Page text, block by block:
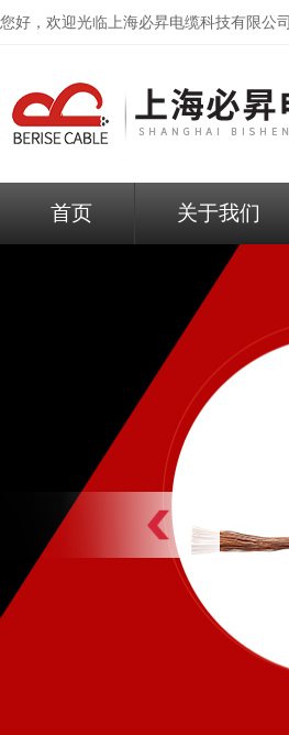
您好，欢迎光临上海必昇电缆科技有限公司
首页 关于我们